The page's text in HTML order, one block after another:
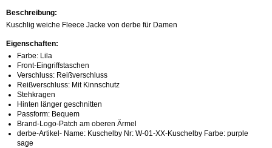
Beschreibung:
Kuschlig weiche Fleece Jacke von derbe für Damen
Eigenschaften:
Farbe: Lila
Front-Eingriffstaschen
Verschluss: Reißverschluss
Reißverschluss: Mit Kinnschutz
Stehkragen
Hinten länger geschnitten
Passform: Bequem
Brand-Logo-Patch am oberen Ärmel
derbe-Artikel- Name: Kuschelby Nr: W-01-XX-Kuschelby Farbe: purple
sage